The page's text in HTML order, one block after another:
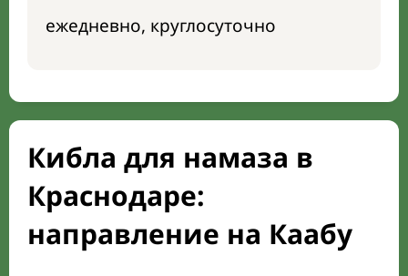
ежедневно, круглосуточно
Кибла для намаза в
Краснодаре:
направление на Каабу